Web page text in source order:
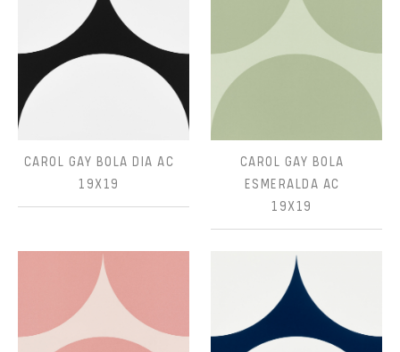
CAROL GAY BOLA DIA AC
19X19
CAROL GAY BOLA
ESMERALDA AC
19X19